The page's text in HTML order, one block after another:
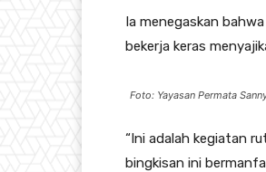
Ia menegaskan
bekerja keras
Foto: Yayasan Permata
“Ini adalah kegiatan
bingkisan ini